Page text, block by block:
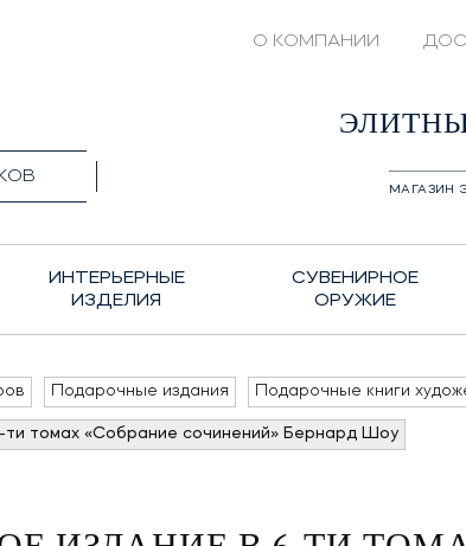
О КОМПАНИИ
+7(495)1428208
МАГАЗИН
ИНТЕРЬЕРНЫЕ
ИЗДЕЛИЯ
СУВЕНИРНОЕ
ОРУЖИЕ
Подарочные издания Подарочные книги
томах «Собрание сочинений» Бернард Шоу